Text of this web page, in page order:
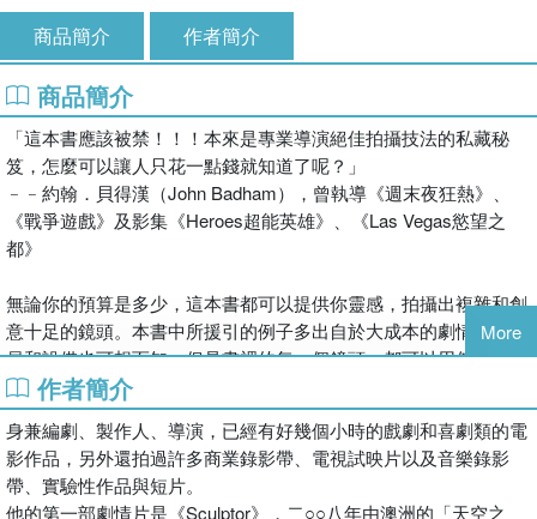
商品簡介 作者簡介
商品簡介
「這本書應該被禁！！！本來是專業導演絕佳拍攝技法的私藏秘
笈，怎麼可以讓人只花一點錢就知道了呢？」
﹣﹣約翰．貝得漢（John Badham），曾執導《週末夜狂熱》、
《戰爭遊戲》及影集《Heroes超能英雄》、《Las Vegas慾望之
都》
無論你的預算是多少，這本書都可以提供你靈感，拍攝出複雜和創
意十足的鏡頭。本書中所援引的例子多出自於大成本的劇情片，人
員和設備也可想而知，但是書裡的每一個鏡頭，都可以用低預算、
手持攝影機的方式進行拍攝。
另一方面，如果能更加了解技術，也就更容易在壓力下激發創意。
拍電影的時候，時間永遠不夠用，你花了好幾個月或是好幾年的時
間去構思電影，但是卻只有短暫的片刻可以做出新的選擇或是解決
More
作者簡介
身兼編劇、製作人、導演，已經有好幾個小時的戲劇和喜劇類的電
影作品，另外還拍過許多商業錄影帶、電視試映片以及音樂錄影
帶、實驗性作品與短片。
他的第一部劇情片是《Sculptor》，二○○八年由澳洲的「天空之